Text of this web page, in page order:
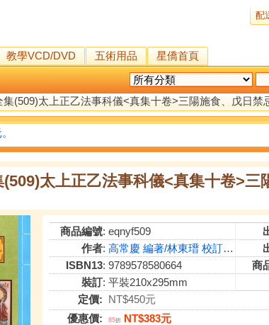
配
教學VCD/DVD 五術用品
星僑首頁
集(509)太上正乙法事科儀<真集十卷>三陽施食、戊日禁
太上正乙法事科儀<真集十卷>三
商品編號: eqnyf509
作者: 高常慶 編著/林東瑨 校訂/侯守邦 謄錄
ISBN13: 9789578580664 商
裝訂: 平裝210x295mm
定價: NT$450元
優惠價:
85折 NT$383元